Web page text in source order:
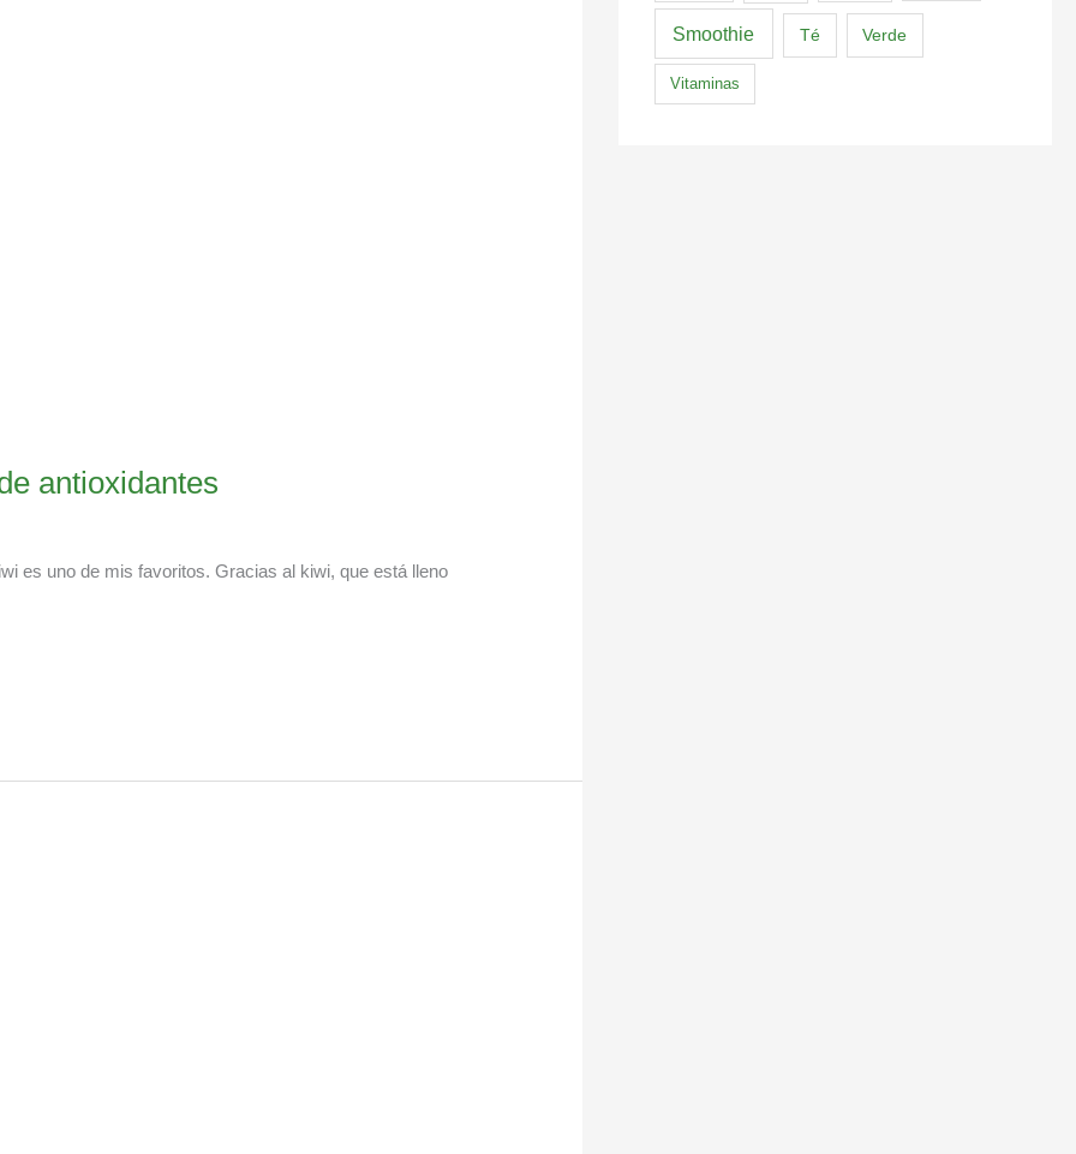
antioxidantes
es uno de mis favoritos. Gracias al kiwi, que está lleno
Smoothie Té Verde
Vitaminas